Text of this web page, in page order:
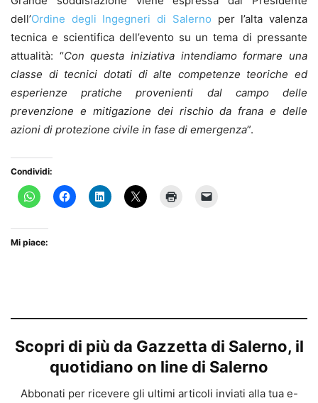
dell’Ordine degli Ingegneri di Salerno per l’alta valenza
tecnica e scientifica dell’evento su un tema di pressante
attualità: “Con questa iniziativa intendiamo formare una
classe di tecnici dotati di alte competenze teoriche ed
esperienze pratiche provenienti dal campo delle
prevenzione e mitigazione dei rischio da frana e delle
azioni di protezione civile in fase di emergenza”.
Condividi:
Mi piace:
Scopri di più da Gazzetta di Salerno, il
quotidiano on line di Salerno
Abbonati per ricevere gli ultimi articoli inviati alla tua e-